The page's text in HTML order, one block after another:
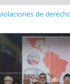
en reunión en
de
del